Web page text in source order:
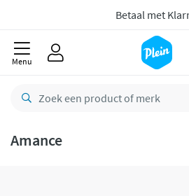
Betaal met
Menu
Amance